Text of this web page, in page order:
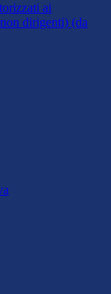
ai
dirigenti) (da